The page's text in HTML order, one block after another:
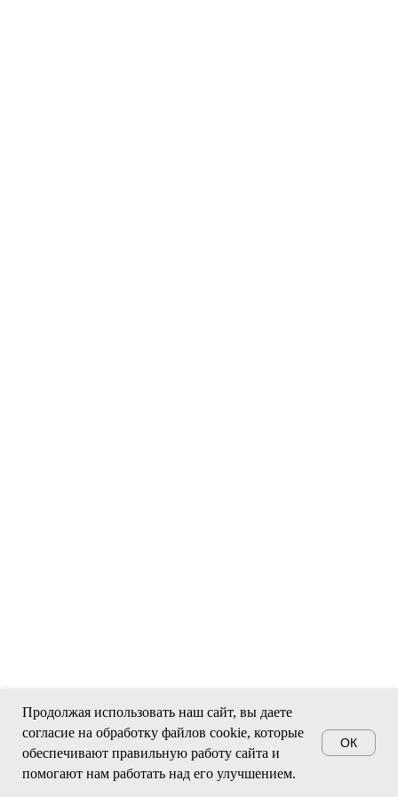
Продолжая использовать наш сайт, вы даете
согласие на обработку файлов cookie, которые
обеспечивают правильную работу сайта и
помогают нам работать над его улучшением.
ОК